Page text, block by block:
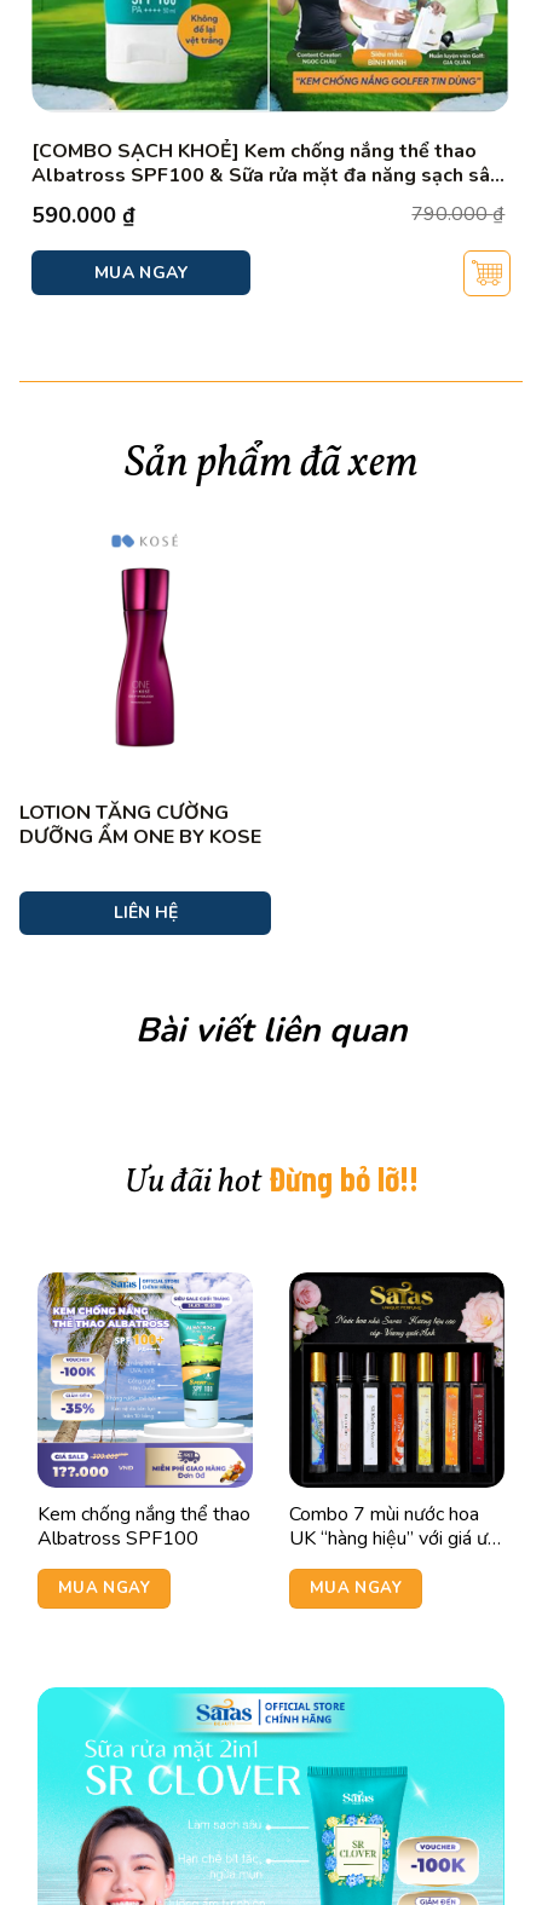
[COMBO SẠCH KHOẺ] Kem chống nắng thể thao
Albatross SPF100 & Sữa rửa mặt đa năng sạch sâu
790.000₫
Giá
là:
790.000 ₫.
590.000 ₫
Giá
tại
590.000 ₫.
MUA NGAY
Sản phẩm đã xem
LOTION TĂNG CƯỜNG
DƯỠNG ẨM ONE BY KOSE
LIÊN HỆ
Bài viết liên quan
Ưu đãi hot Đừng bỏ lỡ!!
Kem chống nắng thể thao
Albatross SPF100
MUA NGAY
Combo 7 mùi nước hoa
UK “hàng hiệu” với giá ưu
đãi
MUA NGAY